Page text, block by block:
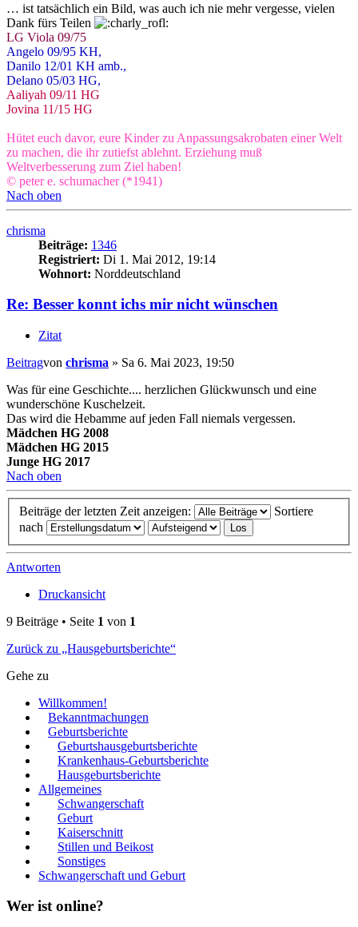
… ist tatsächlich ein Bild, was auch ich nie mehr vergesse, vielen
Dank fürs Teilen
LG Viola 09/75
Angelo 09/95 KH,
Danilo 12/01 KH amb.,
Delano 05/03 HG,
Aaliyah 09/11 HG
Jovina 11/15 HG
Hütet euch davor, eure Kinder zu Anpassungsakrobaten einer Welt
zu machen, die ihr zutiefst ablehnt. Erziehung muß
Weltverbesserung zum Ziel haben!
© peter e. schumacher (*1941)
Nach oben
chrisma
Beiträge: 1346
Registriert: Di 1. Mai 2012, 19:14
Wohnort: Norddeutschland
Re: Besser konnt ichs mir nicht wünschen
Zitat
Beitragvon chrisma » Sa 6. Mai 2023, 19:50
Was für eine Geschichte.... herzlichen Glückwunsch und eine
wunderschöne Kuschelzeit.
Das wird die Hebamme auf jeden Fall niemals vergessen.
Mädchen HG 2008
Mädchen HG 2015
Junge HG 2017
Nach oben
Beiträge der letzten Zeit anzeigen:
Sortiere
nach
Antworten
Druckansicht
9 Beiträge • Seite 1 von 1
Zurück zu „Hausgeburtsberichte“
Gehe zu
Willkommen!
Bekanntmachungen
Geburtsberichte
Geburtshausgeburtsberichte
Krankenhaus-Geburtsberichte
Hausgeburtsberichte
Allgemeines
Schwangerschaft
Geburt
Kaiserschnitt
Stillen und Beikost
Sonstiges
Schwangerschaft und Geburt
Wer ist online?